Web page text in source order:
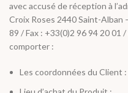
avec accusé de réception à
Croix Roses 2440 Saint-Alban
89 / Fax : +33(0)2 96 94 20
comporter :
Les coordonnées du Client